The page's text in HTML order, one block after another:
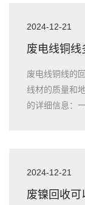
2024-12-21
废电线铜线
废电线铜线的
线材的质量和
的详细信息：
2024-12-21
废镍回收可